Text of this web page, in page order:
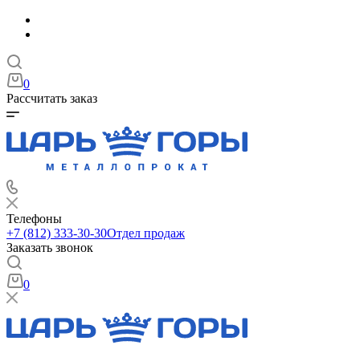
0
Рассчитать заказ
Телефоны
+7 (812) 333-30-30Отдел продаж
Заказать звонок
0